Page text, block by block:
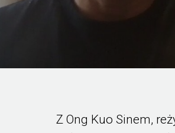
Z Ong Kuo Sinem,